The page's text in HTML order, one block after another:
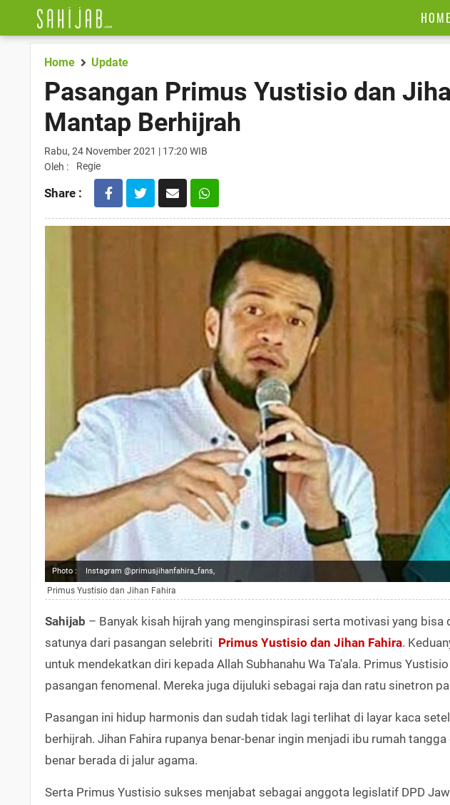
HOME
Home Update
Pasangan Primus Yustisio dan
Mantap Berhijrah
Rabu, 24 November 2021 | 17:20 WIB
Oleh :
Regie
Share :
Photo : Instagram @primusjihanfahira_fans,
Primus Yustisio dan Jihan Fahira
Sahijab – Banyak kisah hijrah yang menginspirasi serta motivasi yang
satunya dari pasangan selebriti Primus Yustisio dan Jihan Fahira.
untuk mendekatkan diri kepada Allah Subhanahu Wa Ta'ala. Primus
pasangan fenomenal. Mereka juga dijuluki sebagai raja dan ratu sinetron
Pasangan ini hidup harmonis dan sudah tidak lagi terlihat di layar kaca
berhijrah. Jihan Fahira rupanya benar-benar ingin menjadi ibu rumah
benar berada di jalur agama.
Serta Primus Yustisio sukses menjabat sebagai anggota legislatif DPD